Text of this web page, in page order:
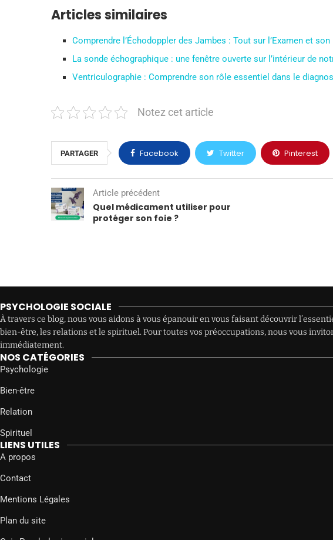
Articles similaires
Comprendre l’Échodoppler des Jambes : Tout sur l’Examen et
La sonde échographique : une fenêtre ouverte sur l’intérieur de
Ventriculographie : Comprendre son rôle essentiel dans le
Notez cet article
PARTAGER Facebook Twitter Pinterest
Article précédent
Quel médicament utiliser pour
protéger son foie ?
PSYCHOLOGIE SOCIALE
À travers ce blog, nous vous aidons à vous épanouir en vous faisant découvrir
bien-être, les relations et le spirituel. Pour toutes vos préoccupations, nous vous
immédiatement.
NOS CATÉGORIES
Psychologie
Bien-être
Relation
Spirituel
LIENS UTILES
A propos
Contact
Mentions Légales
Plan du site